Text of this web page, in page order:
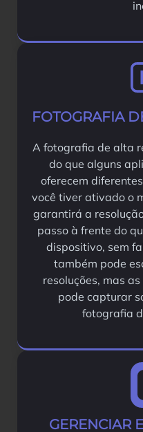
FOTOGRAFIA
A fotografia de alta
do que alguns
oferecem
você tiver ativado o
garantirá a
passo à frente do
dispositivo, sem
também pode
resoluções, mas
pode capturar
fotografia
GERENCIAR